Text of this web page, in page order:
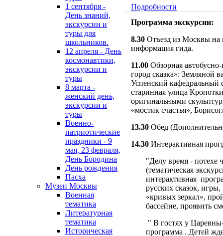
1 сентября -
День знаний,
экскурсии и
туры для
школьников.
12 апреля - День
космонавтики,
экскурсии и
туры
8 марта -
женский день,
экскурсии и
туры
Военно-
патриотические
праздники - 9
мая, 23 февраля,
День Бородина
День рождения
Пасха
Музеи Москвы
Военная
тематика
Литературная
тематика
Историческая
Подробности
Программа экскурсии:
8.30 Отъезд из Москвы на
информация гида.
11.00 Обзорная
город сказка»: Земляной
Успенский кафедральный
старинная улица
оригинальными
«мостик счастья»,
13.30 Обед
14.30 Интерактивная
"Делу время - потехе
(тематическая
интерактивная
русских сказок,
«кривых зеркал»,
бассейне, проявить
" В гостях у
программа . Детей